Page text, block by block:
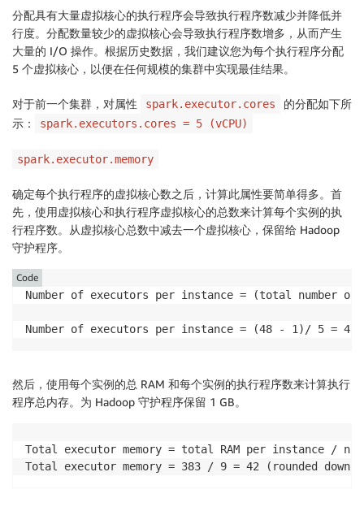
分配具有大量虚拟核心的执行程序会导致执行程序数减少并降低并
行度。分配数量较少的虚拟核心会导致执行程序数增多，从而产生
大量的 I/O 操作。根据历史数据，我们建议您为每个执行程序分配
5 个虚拟核心，以便在任何规模的集群中实现最佳结果。
对于前一个集群，对属性 spark.executor.cores
的分配如下所
示：
spark.executors.cores = 5 (vCPU)
spark.executor.memory
确定每个执行程序的虚拟核心数之后，计算此属性要简单得多。首
先，使用虚拟核心和执行程序虚拟核心的总数来计算每个实例的执
行程序数。从虚拟核心总数中减去一个虚拟核心，保留给 Hadoop
守护程序。
Number of executors per instance = (total number
Number of executors per instance = (48 - 1)/ 5 = 47
Code
然后，使用每个实例的总 RAM 和每个实例的执行程序数来计算执行
程序总内存。为 Hadoop 守护程序保留 1 GB。
Total executor memory = total RAM per instance /
Total executor memory = 383 / 9 = 42 (rounded down)